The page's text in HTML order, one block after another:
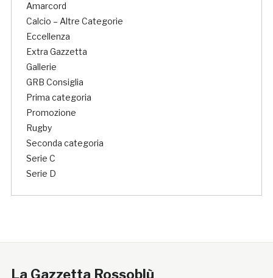
Amarcord
Calcio – Altre Categorie
Eccellenza
Extra Gazzetta
Gallerie
GRB Consiglia
Prima categoria
Promozione
Rugby
Seconda categoria
Serie C
Serie D
La Gazzetta Rossoblù